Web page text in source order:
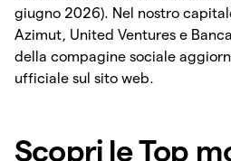
giugno 2026). Nel nostro
Azimut, United Ventures e
della compagine sociale
ufficiale sul sito web.
Scopri le Top